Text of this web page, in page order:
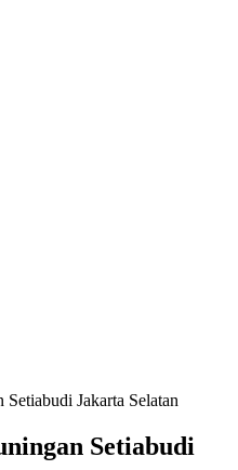
Jakarta Selatan
Setiabudi